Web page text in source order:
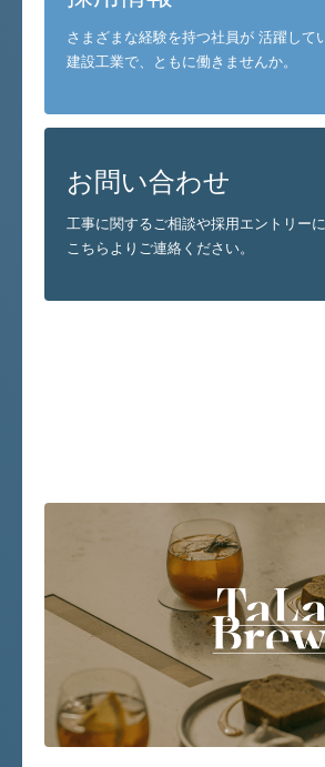
さまざまな経験を持つ社員が 活躍して
建設工業で、ともに働きませんか。
お問い合わせ
工事に関するご相談や採用エントリーに
こちらよりご連絡ください。
記事一覧